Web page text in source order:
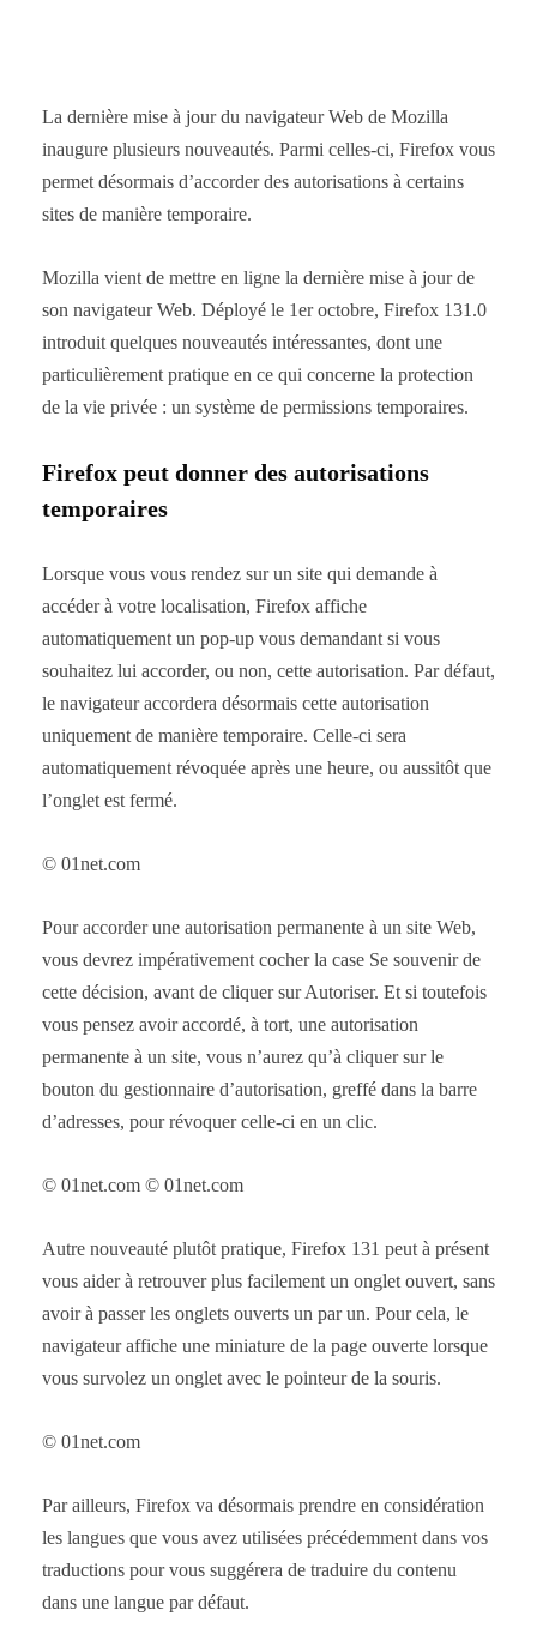
La dernière mise à jour du navigateur Web de Mozilla
inaugure plusieurs nouveautés. Parmi celles-ci, Firefox vous
permet désormais d’accorder des autorisations à certains
sites de manière temporaire.
Mozilla vient de mettre en ligne la dernière mise à jour de
son navigateur Web. Déployé le 1er octobre, Firefox 131.0
introduit quelques nouveautés intéressantes, dont une
particulièrement pratique en ce qui concerne la protection
de la vie privée : un système de permissions temporaires.
Firefox peut donner des autorisations
temporaires
Lorsque vous vous rendez sur un site qui demande à
accéder à votre localisation, Firefox affiche
automatiquement un pop-up vous demandant si vous
souhaitez lui accorder, ou non, cette autorisation. Par défaut,
le navigateur accordera désormais cette autorisation
uniquement de manière temporaire. Celle-ci sera
automatiquement révoquée après une heure, ou aussitôt que
l’onglet est fermé.
© 01net.com
Pour accorder une autorisation permanente à un site Web,
vous devrez impérativement cocher la case Se souvenir de
cette décision, avant de cliquer sur Autoriser. Et si toutefois
vous pensez avoir accordé, à tort, une autorisation
permanente à un site, vous n’aurez qu’à cliquer sur le
bouton du gestionnaire d’autorisation, greffé dans la barre
d’adresses, pour révoquer celle-ci en un clic.
© 01net.com © 01net.com
Autre nouveauté plutôt pratique, Firefox 131 peut à présent
vous aider à retrouver plus facilement un onglet ouvert, sans
avoir à passer les onglets ouverts un par un. Pour cela, le
navigateur affiche une miniature de la page ouverte lorsque
vous survolez un onglet avec le pointeur de la souris.
© 01net.com
Par ailleurs, Firefox va désormais prendre en considération
les langues que vous avez utilisées précédemment dans vos
traductions pour vous suggérera de traduire du contenu
dans une langue par défaut.